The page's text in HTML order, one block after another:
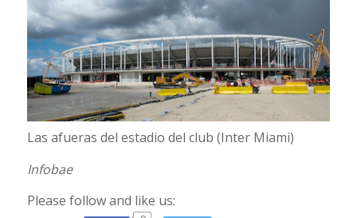
Las afueras del estadio del club (Inter Miami)
Infobae
Please follow and like us: